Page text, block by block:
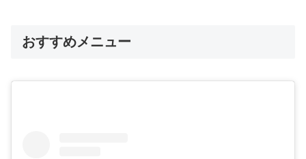
おすすめメニュー